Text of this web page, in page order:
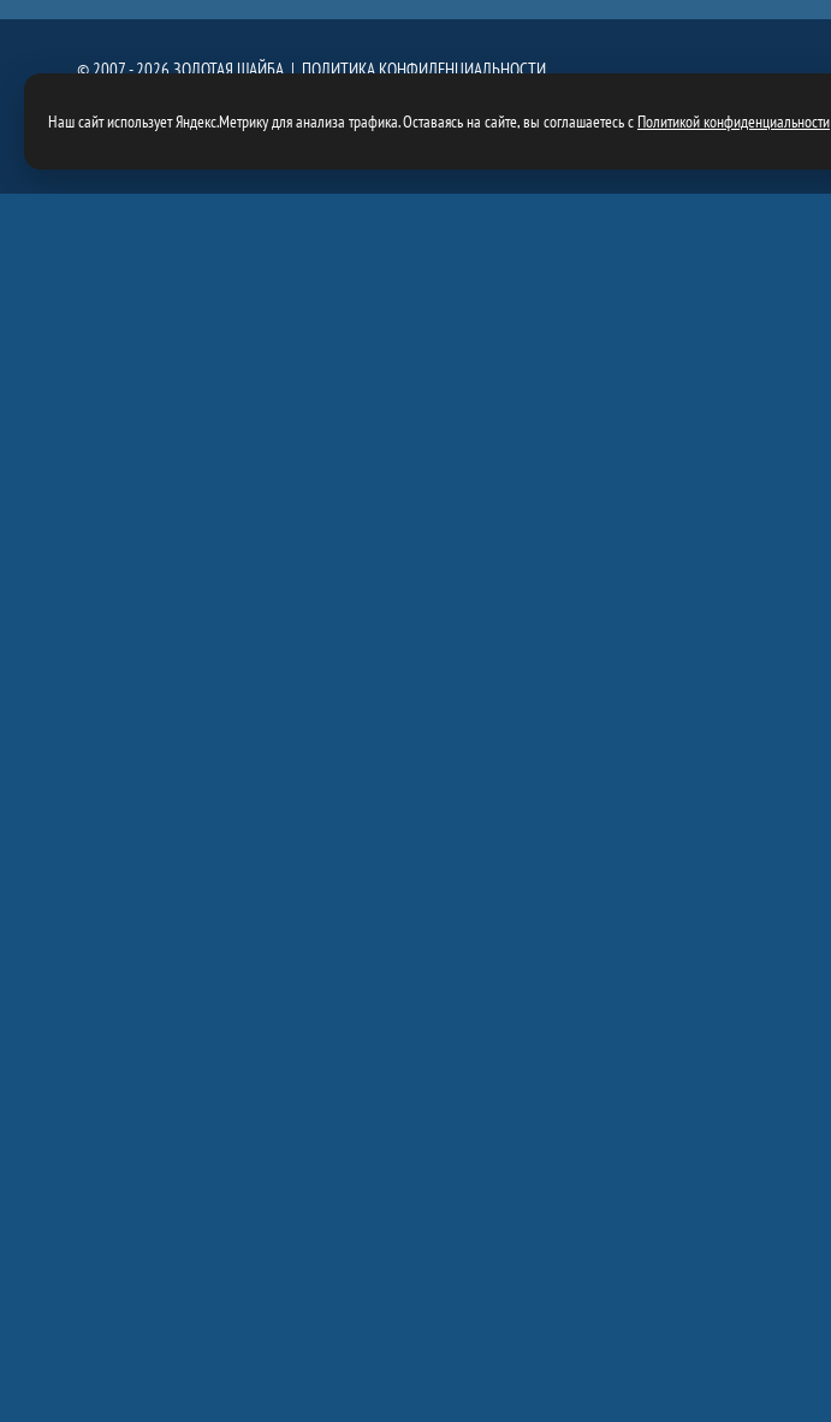
© 2007 - 2026 ЗОЛОТАЯ ШАЙБА |ПОЛИТИКА КОНФИДЕНЦИАЛЬНОСТИ
Наш сайт использует Яндекс.Метрику для анализа трафика. Оставаясь на сайте, вы соглашаетесь сПолитикой конфиденциальности